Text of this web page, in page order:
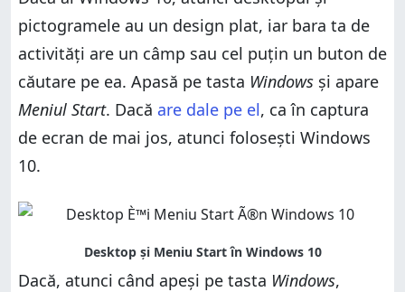
pictogramele au un design plat, iar bara ta de
activități are un câmp sau cel puțin un buton de
căutare pe ea. Apasă pe tasta Windows și apare
Meniul Start. Dacă are dale pe el, ca în captura
de ecran de mai jos, atunci folosești Windows
10.
Dacă, atunci când apeși pe tasta Windows,